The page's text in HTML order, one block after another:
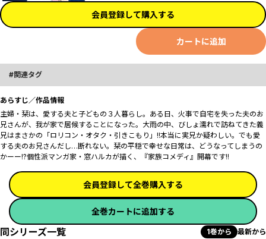
会員登録して購入する
カートに追加
関連タグ
あらすじ／作品情報
主婦・栞は、愛する夫と子どもの３人暮らし。ある日、火事で自宅を失った夫のお
兄さんが、我が家で居候することになった。大雨の中、びしょ濡れで訪ねてきた義
兄はまさかの「ロリコン・オタク・引きこもり」!!本当に実兄か疑わしい。でも愛
する夫のお兄さんだし…断れない。栞の平穏で幸せな日常は、どうなってしまうの
かーー!?個性派マンガ家・窓ハルカが描く、『家族コメディ』開幕です!!
会員登録して全巻購入する
全巻カートに追加する
同シリーズ一覧 1巻から 最新から